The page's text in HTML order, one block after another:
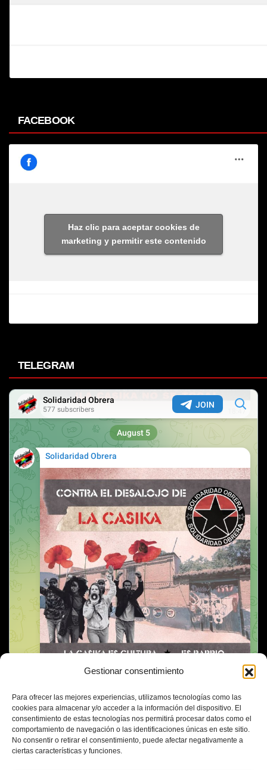
Gestionar consentimiento
Para ofrecer las mejores experiencias, utilizamos tecnologías como las
cookies para almacenar y/o acceder a la información del dispositivo. El
consentimiento de estas tecnologías nos permitirá procesar datos como el
comportamiento de navegación o las identificaciones únicas en este sitio.
No consentir o retirar el consentimiento, puede afectar negativamente a
ciertas características y funciones.
FACEBOOK
Haz clic para aceptar cookies de
marketing y permitir este contenido
TELEGRAM